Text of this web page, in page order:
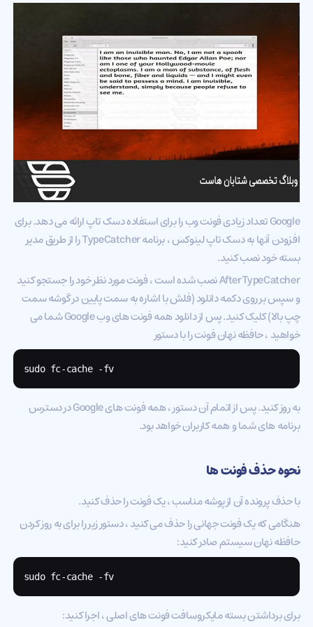
Google تعداد زیادی فونت وب را برای استفاده دسک تاپ ارائه می دهد. برای
افزودن آنها به دسک تاپ لینوکس ، برنامه TypeCatcher را از طریق مدیر
بسته خود نصب کنید.
AfterTypeCatcher نصب شده است ، فونت مورد نظر خود را جستجو کنید
و سپس بر روی دکمه دانلود (فلش با اشاره به سمت پایین در گوشه سمت
چپ بالا) کلیک کنید. پس از دانلود همه فونت های وب Google شما می
خواهید ، حافظه نهان فونت را با دستور
sudo fc-cache -fv
به روز کنید. پس از اتمام آن دستور ، همه فونت های Google در دسترس
برنامه های شما و همه کاربران خواهد بود.
نحوه حذف فونت ها
با حذف پرونده آن از پوشه مناسب ، یک فونت را حذف کنید.
هنگامی که یک فونت جهانی را حذف می کنید ، دستور زیر را برای به روز کردن
حافظه نهان سیستم صادر کنید:
sudo fc-cache -fv
برای برداشتن بسته مایکروسافت فونت های اصلی ، اجرا کنید: